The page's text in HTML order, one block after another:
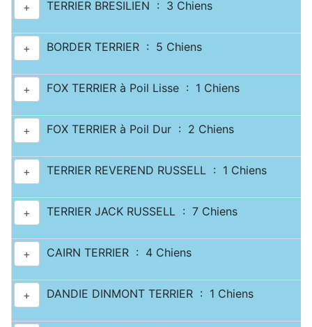
+ TERRIER BRESILIEN : 3 Chiens
+ BORDER TERRIER : 5 Chiens
+ FOX TERRIER à Poil Lisse : 1 Chiens
+ FOX TERRIER à Poil Dur : 2 Chiens
+ TERRIER REVEREND RUSSELL : 1 Chiens
+ TERRIER JACK RUSSELL : 7 Chiens
+ CAIRN TERRIER : 4 Chiens
+ DANDIE DINMONT TERRIER : 1 Chiens